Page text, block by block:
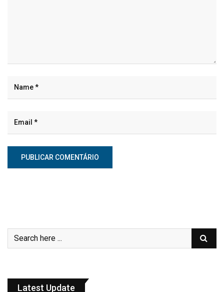
Latest Update